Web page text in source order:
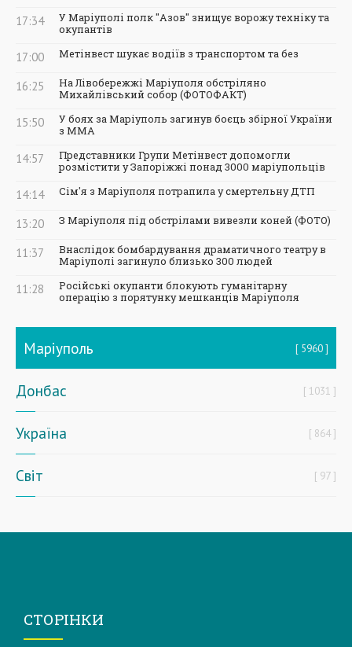
17:34
У Маріуполі полк "Азов" знищує ворожу техніку та
окупантів
17:00 Метінвест шукає водіїв з транспортом та без
16:25
На Лівобережжі Маріуполя обстріляно
Михайлівський собор (ФОТОФАКТ)
15:50
У боях за Маріуполь загинув боєць збірної України
з ММА
14:57
Представники Групи Метінвест допомогли
розмістити у Запоріжжі понад 3000 маріупольців
14:14 Сім'я з Маріуполя потрапила у смертельну ДТП
13:20 З Маріуполя під обстрілами вивезли коней (ФОТО)
11:37
Внаслідок бомбардування драматичного театру в
Маріуполі загинуло близько 300 людей
11:28
Російські окупанти блокують гуманітарну
операцію з порятунку мешканців Маріуполя
Маріуполь 5960
Донбас 1031
Україна 864
Світ 97
СТОРІНКИ